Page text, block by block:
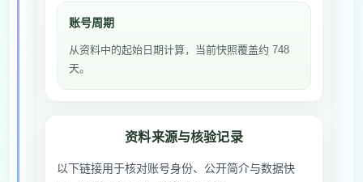
账号周期
从资料中的起始日期计算，当前快照覆盖约 748
天。
资料来源与核验记录
以下链接用于核对账号身份、公开简介与数据快